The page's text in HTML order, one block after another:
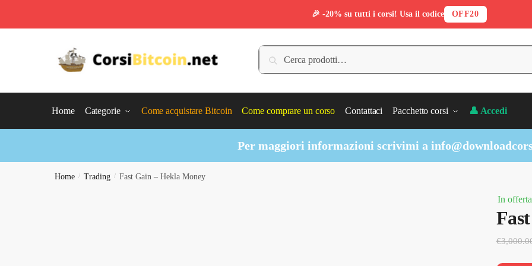
Cerca:
Cerca
Home Categorie Come acquistare Bitcoin Come comprare un corso Contattaci Pacchetto corsi 👤 Accedi
Per maggiori informazioni scrivimi a
Home / Trading / Fast Gain – Hekla Money
In
€
🎉 -20% su tutti i corsi! Usa il codice OFF20